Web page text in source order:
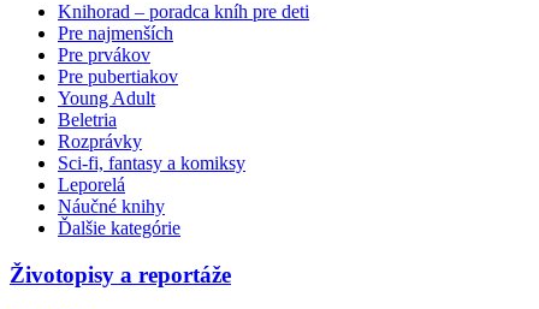
Knihorad – poradca kníh pre deti
Pre najmenších
Pre prvákov
Pre pubertiakov
Young Adult
Beletria
Rozprávky
Sci-fi, fantasy a komiksy
Leporelá
Náučné knihy
Ďalšie kategórie
Životopisy a reportáže